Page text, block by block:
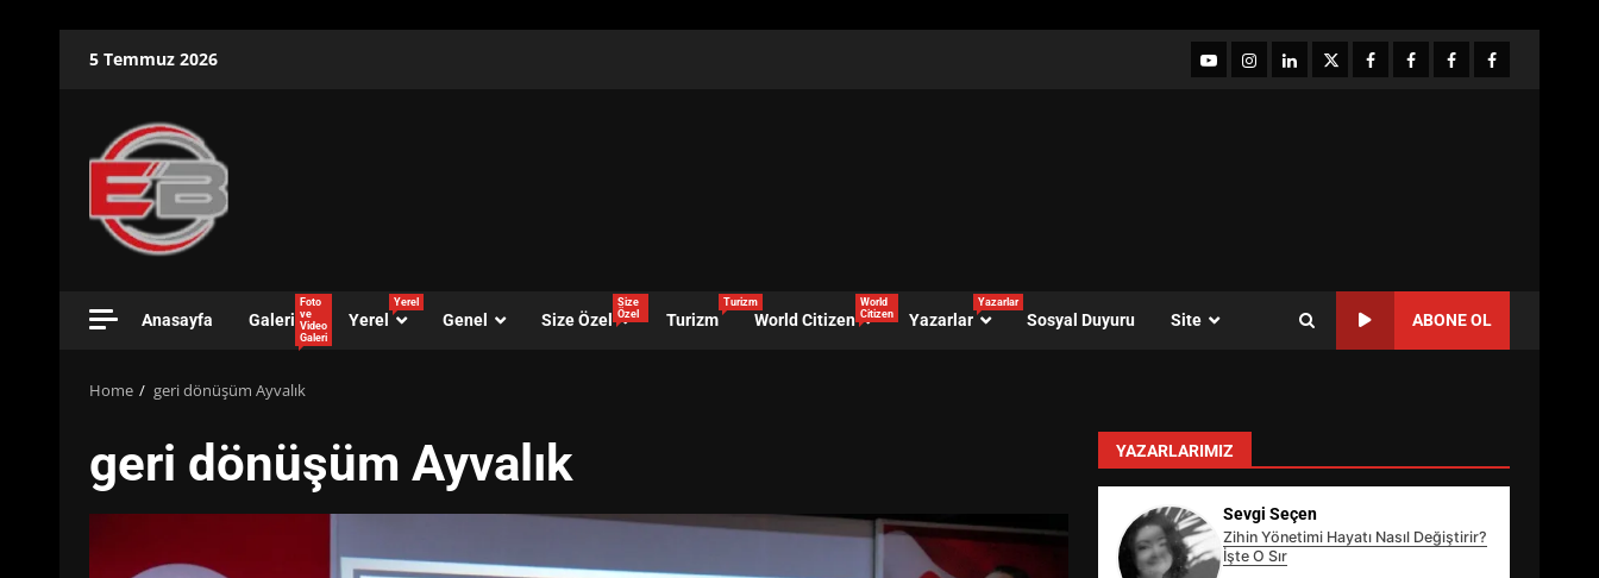
5 Temmuz 2026 YouTubeInstagram
LinkedIntwitterfacebook-Facebook-
Facebook-Facebook-
Anasayfa Galeri
Foto
ve
Video
Galeri
Yerel
Yerel
Genel Size Özel
Size
Özel
Turizm
Turizm
World Citizen
World
Citizen
Yazarlar
Yazarlar
Sosyal Duyuru Site ABONE OL
Home geri dönüşüm Ayvalık
geri dönüşüm Ayvalık YAZARLARIMIZ
Sevgi Seçen
Zihin Yönetimi Hayatı Nasıl Değiştirir?
İşte O Sır